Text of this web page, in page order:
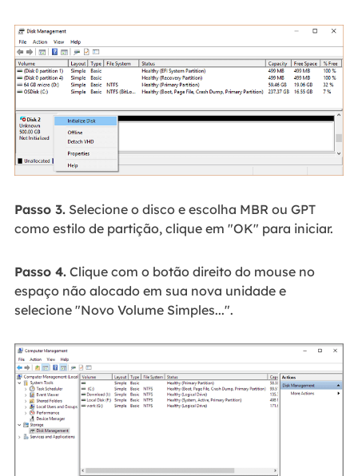
Passo 3.Selecione o disco e escolha MBR ou GPT
como estilo de partição, clique em "OK" para iniciar.
Passo 4.Clique com o botão direito do mouse no
espaço não alocado em sua nova unidade e
selecione "Novo Volume Simples...".